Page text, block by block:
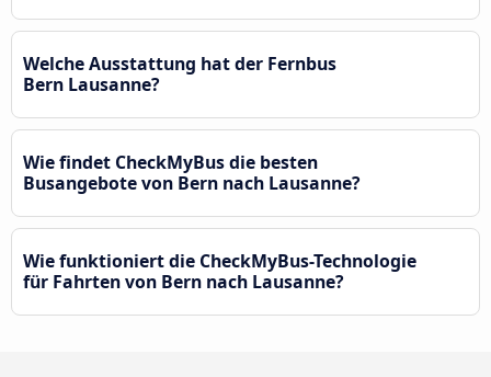
Welche Ausstattung hat der Fernbus
Bern Lausanne?
Wie findet CheckMyBus die besten
Busangebote von Bern nach Lausanne?
Wie funktioniert die CheckMyBus-Technologie
für Fahrten von Bern nach Lausanne?